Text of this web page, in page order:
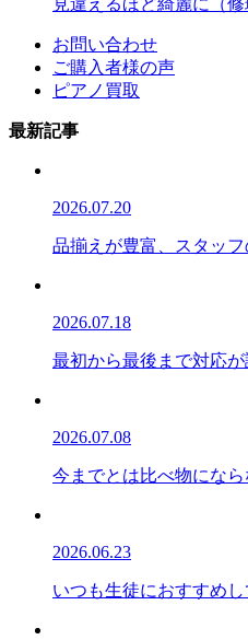
見違えるほど綺麗に（
お問い合わせ
ご購入者様の声
ピアノ買取
最新記事
2026.07.20
品揃えが豊富、スタッフ
2026.07.18
最初から最後まで対応が
2026.07.08
今までとは比べ物にな
2026.06.23
いつも生徒におすすめ